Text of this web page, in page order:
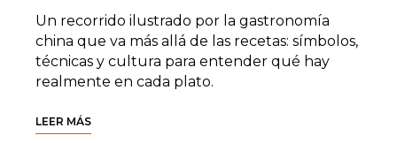
Un recorrido ilustrado por la gastronomía
china que va más allá de las recetas: símbolos,
técnicas y cultura para entender qué hay
realmente en cada plato.
LEER MÁS